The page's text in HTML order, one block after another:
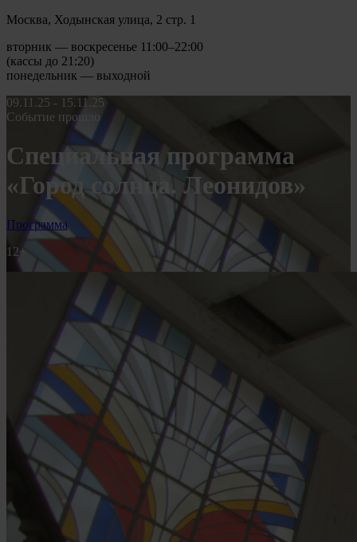
Москва, Ходынская улица, 2 стр. 1
вторник — воскресенье 11:00–22:00
(кассы до 21:20)
понедельник — выходной
09.11.25 - 15.11.25
Событие прошло
Специальная программа
«Город солнца. Леонидов»
Программа
12+